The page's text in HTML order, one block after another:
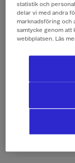
Surfa
statistik och
delar vi med andra
marknadsföring och
samtycke genom att
webbplatsen. Läs